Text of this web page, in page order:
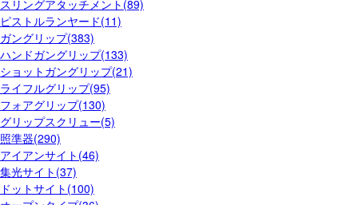
スリングアタッチメント(89)
ピストルランヤード(11)
ガングリップ(383)
ハンドガングリップ(133)
ショットガングリップ(21)
ライフルグリップ(95)
フォアグリップ(130)
グリップスクリュー(5)
照準器(290)
アイアンサイト(46)
集光サイト(37)
ドットサイト(100)